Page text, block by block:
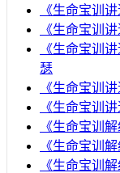
《生命宝训
《生命宝训
《生命宝训
瑟
《生命宝训
《生命宝训
《生命宝训
《生命宝训
《生命宝训